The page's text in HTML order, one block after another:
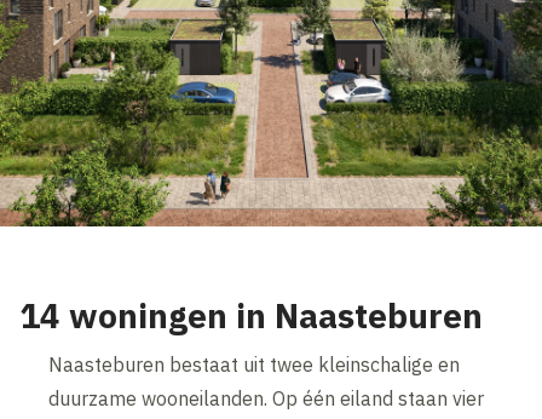
14 woningen in Naasteburen
Naasteburen bestaat uit twee kleinschalige en
duurzame wooneilanden. Op één eiland staan vier